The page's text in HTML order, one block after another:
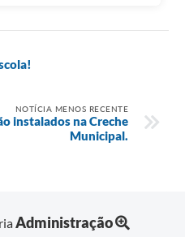
NOTÍCIA MENOS RECENTE
instalados na Creche
Municipal.
Administração